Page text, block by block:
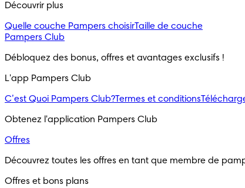
Découvrir plus
Quelle couche Pampers choisirTaille de couche
Pampers Club
Débloquez des bonus, offres et avantages exclusifs !
L'app Pampers Club
C’est Quoi Pampers Club?Termes et conditions
Obtenez l'application Pampers Club
Offres
Découvrez toutes les offres en tant que membre de
Offres et bons plans